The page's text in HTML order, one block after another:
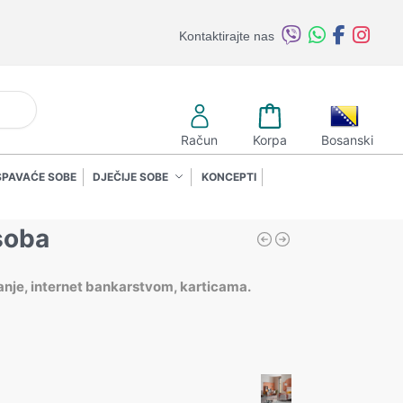
Kontaktirajte nas
Račun Korpa Bosanski
SOBE DJEČIJE SOBE KONCEPTI
internet bankarstvom, karticama.